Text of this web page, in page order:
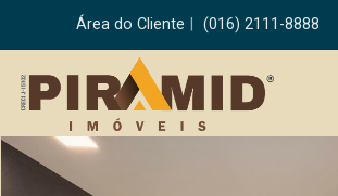
Área do Cliente (016) 2111-8888